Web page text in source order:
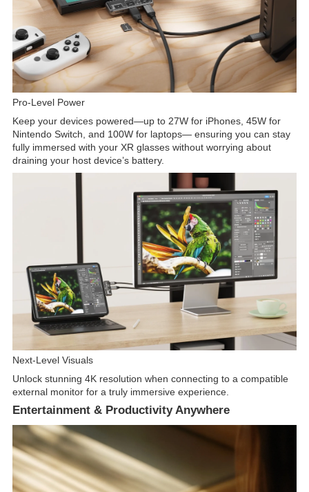
Pro-Level Power
Keep your devices powered—up to 27W for iPhones, 45W for
Nintendo Switch, and 100W for laptops— ensuring you can stay
fully immersed with your XR glasses without worrying about
draining your host device’s battery.
Next-Level Visuals
Unlock stunning 4K resolution when connecting to a compatible
external monitor for a truly immersive experience.
Entertainment & Productivity Anywhere